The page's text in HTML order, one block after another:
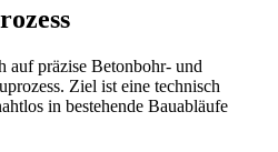
auf präzise Betonbohr- und
Ziel ist eine technisch
in bestehende Bauabläufe